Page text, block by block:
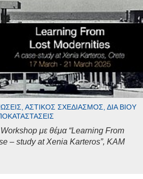
ΑΣΤΙΚΌΣ ΣΧΕΔΙΑΣΜΌΣ, ΔΙΆ ΒΊΟΥ
Workshop με θέμα “Learning From
– study at Xenia Karteros”, ΚΑΜ